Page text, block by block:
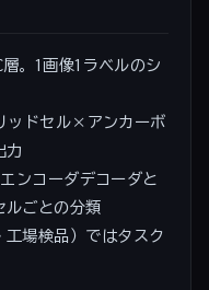
。1画像1ラベルのシ
ッドセル×アンカーボ
力
ンコーダデコーダと
ルごとの分類
場検品）ではタスク